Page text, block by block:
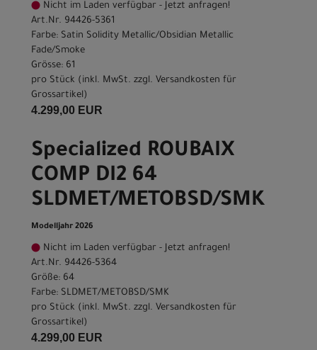
Nicht im Laden verfügbar - Jetzt anfragen!
Art.Nr. 94426-5361
Farbe: Satin Solidity Metallic/Obsidian Metallic
Fade/Smoke
Grösse: 61
pro Stück (inkl. MwSt. zzgl. Versandkosten für
Grossartikel)
4.299,00 EUR
Specialized ROUBAIX
COMP DI2 64
SLDMET/METOBSD/SMK
Modelljahr 2026
Nicht im Laden verfügbar - Jetzt anfragen!
Art.Nr. 94426-5364
Größe: 64
Farbe: SLDMET/METOBSD/SMK
pro Stück (inkl. MwSt. zzgl. Versandkosten für
Grossartikel)
4.299,00 EUR